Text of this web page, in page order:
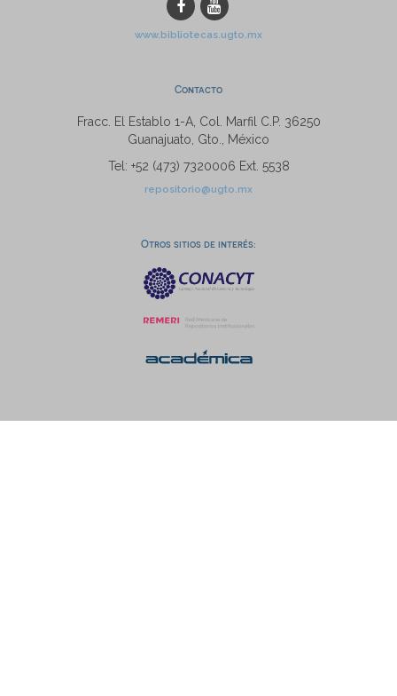
www.bibliotecas.ugto.mx
Contacto
Fracc. El Establo 1-A, Col. Marfil C.P. 36250
Guanajuato, Gto., México
Tel: +52 (473) 7320006 Ext. 5538
repositorio@ugto.mx
Otros sitios de interés: